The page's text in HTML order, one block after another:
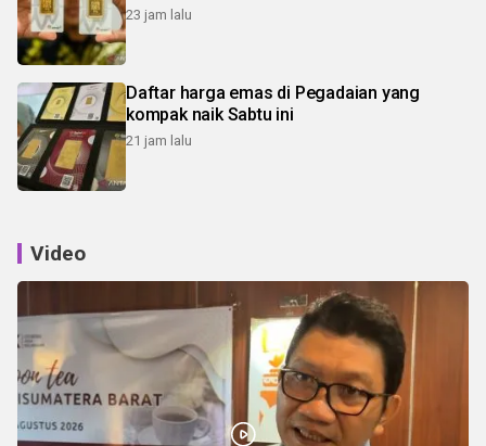
23 jam lalu
Daftar harga emas di Pegadaian yang
kompak naik Sabtu ini
21 jam lalu
Video